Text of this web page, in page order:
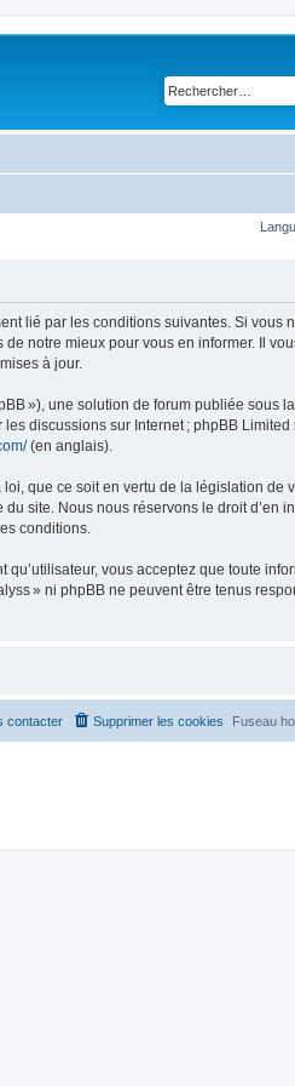
lié par les conditions suivantes. Si vous
notre mieux pour vous en informer. Il
à jour.
»), une solution de forum publiée sous
discussions sur Internet ; phpBB Limited
(en anglais).
que ce soit en vertu de la législation de
site. Nous nous réservons le droit d’en
conditions.
vous acceptez que toute
» ni phpBB ne peuvent être tenus
Fuseau
Supprimer les cookies
contacter